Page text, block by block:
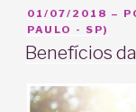
PUBLICADO
EM
01/07/2018 –
PAULO - SP)
Benefícios